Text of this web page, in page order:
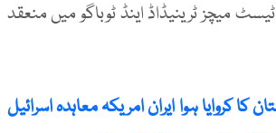
میچز ٹرینیڈاڈ اینڈ ٹوباگو میں منعقد
کا کروایا ہوا ایران امریکہ معاہدہ اسرائیل